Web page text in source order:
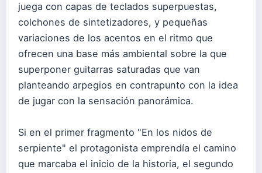
juega con capas de teclados superpuestas,
colchones de sintetizadores, y pequeñas
variaciones de los acentos en el ritmo que
ofrecen una base más ambiental sobre la que
superponer guitarras saturadas que van
planteando arpegios en contrapunto con la idea
de jugar con la sensación panorámica.
Si en el primer fragmento "En los nidos de
serpiente" el protagonista emprendía el camino
que marcaba el inicio de la historia, el segundo